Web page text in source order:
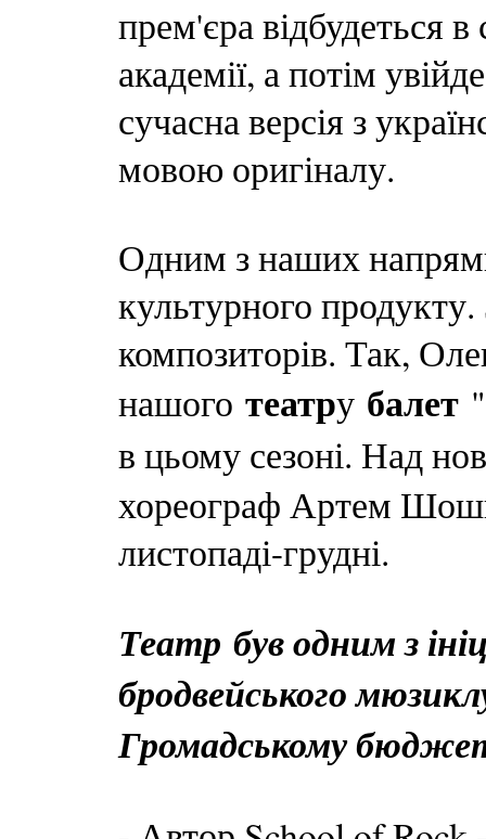
прем'єра відбудеться в
академії, а потім
сучасна версія з
мовою оригіналу.
Одним з наших
культурного
композиторів. Так,
нашого театру балет
в цьому сезоні. Над
хореограф Артем
листопаді-грудні.
Театр був одним з
бродвейського
Громадському